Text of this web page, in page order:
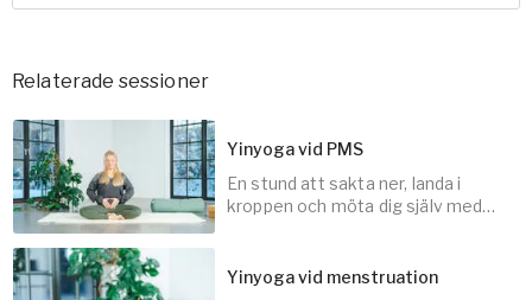
Relaterade sessioner
Yinyoga vid PMS
En stund att sakta ner, landa i
kroppen och möta dig själv med
Yinyoga vid menstruation